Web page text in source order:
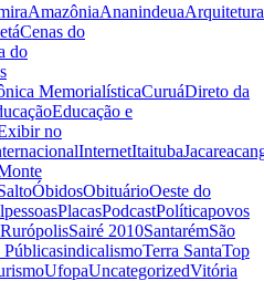
AmazôniaAnanindeuaArquitetura
Cenas do
do
MemorialísticaCuruáDireto da
Educação e
no
InternetItaituba
ÓbidosObituárioOeste do
pessoasPlacasPodcastPolíticapovos
RurópolisSairé 2010SantarémSão
PúblicasindicalismoTerra SantaTop
UfopaUncategorizedVitória